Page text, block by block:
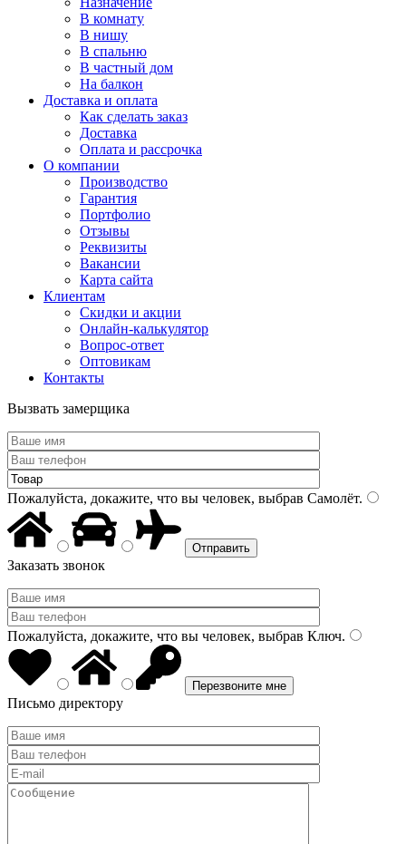
В комнату
В нишу
В спальню
В частный дом
На балкон
Доставка и оплата
Как сделать заказ
Доставка
Оплата и рассрочка
О компании
Производство
Гарантия
Портфолио
Отзывы
Реквизиты
Вакансии
Карта сайта
Клиентам
Скидки и акции
Онлайн-калькулятор
Вопрос-ответ
Оптовикам
Контакты
Вызвать замерщика
Пожалуйста, докажите, что вы человек, выбрав Самолёт.
Заказать звонок
Пожалуйста, докажите, что вы человек, выбрав Ключ.
Письмо директору